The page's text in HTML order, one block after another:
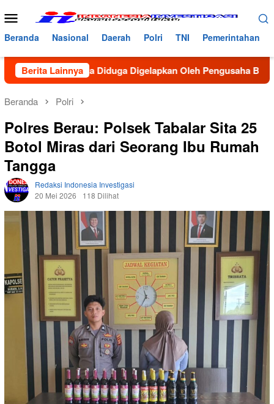
ke
konten
Menu
Mobile
Beranda Nasional Daerah Polri TNI Pemerintahan
Berita Lainnya
Juta Diduga Digelapkan Oleh Pengusaha Bireun,
Beranda Polri
Polres Berau: Polsek Tabalar Sita 25
Botol Miras dari Seorang Ibu Rumah
Tangga
Redaksi Indonesia Investigasi
20 Mei 2026
118 Dilihat